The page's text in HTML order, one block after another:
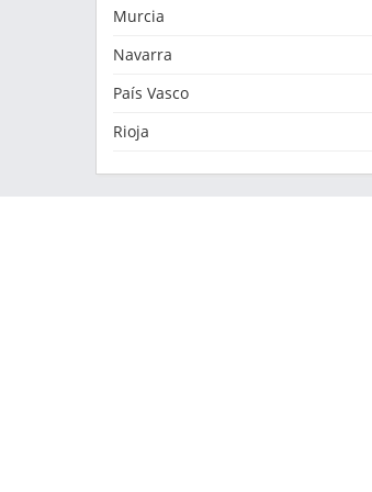
Murcia
Navarra
País Vasco
Rioja